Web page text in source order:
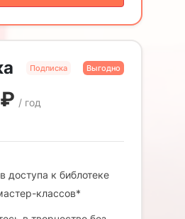
Подписка Выгодно
₽ / год
доступа к библотеке
классов*